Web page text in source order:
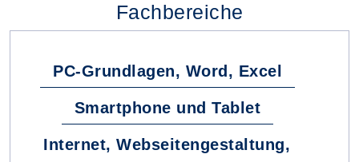
Fachbereiche
PC-Grundlagen, Word, Excel
Smartphone und Tablet
Internet, Webseitengestaltung,